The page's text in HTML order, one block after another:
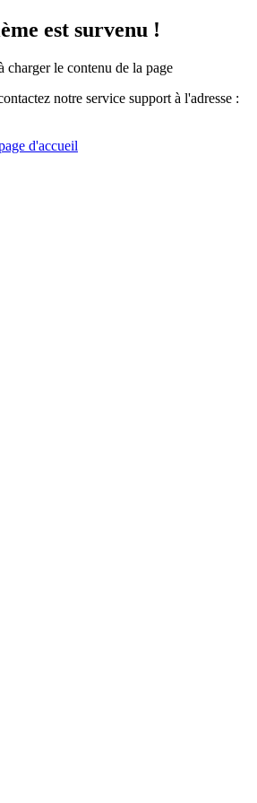
est survenu !
charger le contenu de la page
notre service support à l'adresse :
d'accueil